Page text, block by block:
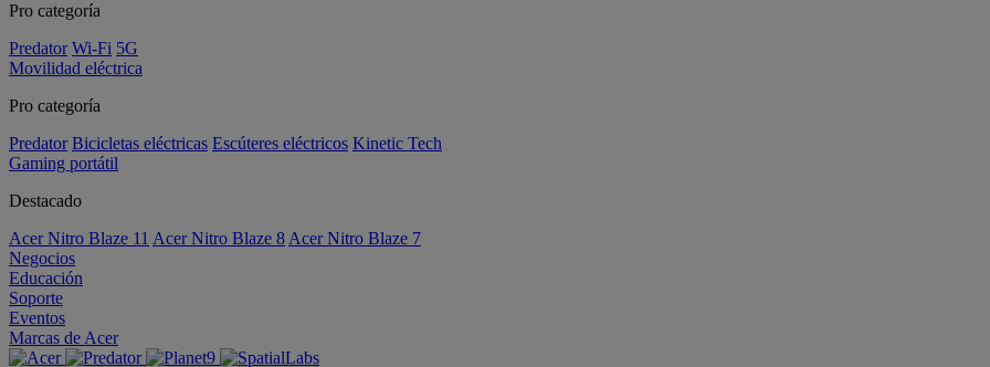
Pro categoría
Predator Wi-Fi 5G
Movilidad eléctrica
Pro categoría
Predator Bicicletas eléctricas Escúteres eléctricos Kinetic Tech
Gaming portátil
Destacado
Acer Nitro Blaze 11 Acer Nitro Blaze 8 Acer Nitro Blaze 7
Negocios
Educación
Soporte
Eventos
Marcas de Acer